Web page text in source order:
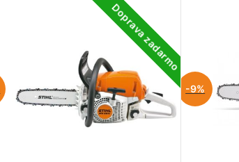
Doprava zadarmo
-9%